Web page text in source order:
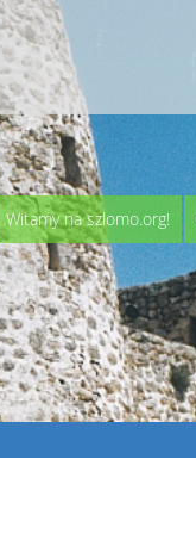
Witamy na szlomo.org!